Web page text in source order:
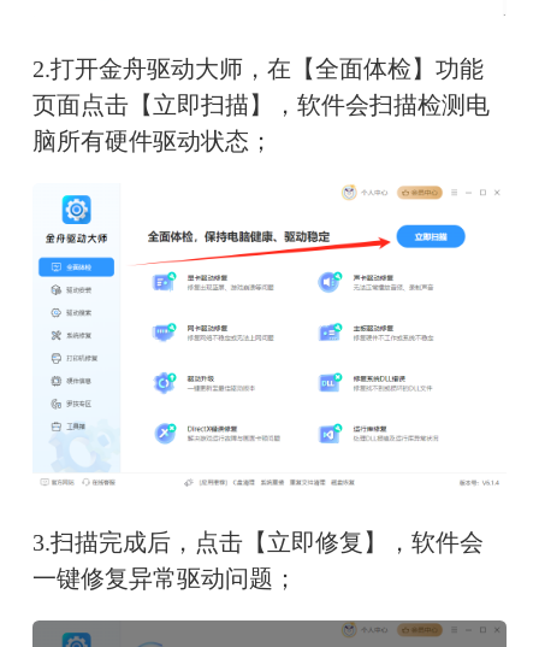
2.打开金舟驱动大师，在【全面体检】功能
页面点击【立即扫描】，软件会扫描检测电
脑所有硬件驱动状态；
3.扫描完成后，点击【立即修复】，软件会
一键修复异常驱动问题；